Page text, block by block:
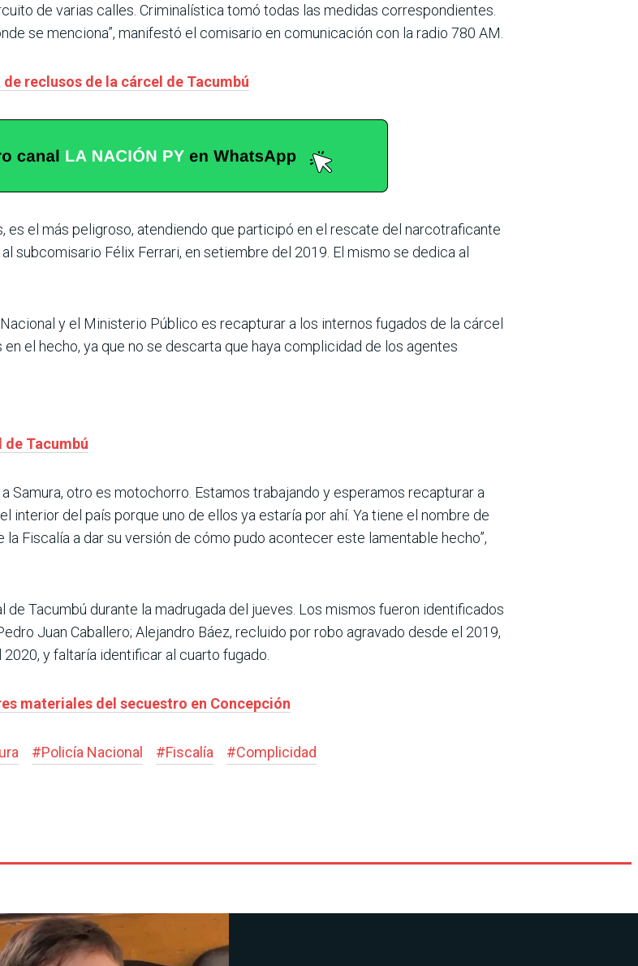
de varias calles. Criminalística tomó todas las medidas correspondientes.
se menciona”, manifestó el comisario en comunicación con la radio 780 AM.
reclusos de la cárcel de Tacumbú
es el más peligroso, atendiendo que participó en el rescate del narcotraficante
subcomisario Félix Ferrari, en setiembre del 2019. El mismo se dedica al
y el Ministerio Público es recapturar a los internos fugados de la cárcel
el hecho, ya que no se descarta que haya complicidad de los agentes
Tacumbú
Samura, otro es motochorro. Estamos trabajando y esperamos recapturar a
interior del país porque uno de ellos ya estaría por ahí. Ya tiene el nombre de
Fiscalía a dar su versión de cómo pudo acontecer este lamentable hecho”,
Tacumbú durante la madrugada del jueves. Los mismos fueron identificados
Juan Caballero; Alejandro Báez, recluido por robo agravado desde el 2019,
y faltaría identificar al cuarto fugado.
materiales del secuestro en Concepción
#Policía Nacional #Fiscalía #Complicidad